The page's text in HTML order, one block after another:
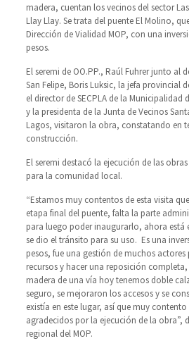
madera, cuentan los vecinos del sector
Llay Llay. Se trata del puente El Molino,
Dirección de Vialidad MOP, con una
pesos.
El seremi de OO.PP., Raúl Fuhrer junto al
San Felipe, Boris Luksic, la jefa provincial
el director de SECPLA de la Municipalidad
y la presidenta de la Junta de Vecinos
Lagos, visitaron la obra, constatando en
construcción.
El seremi destacó la ejecución de las
para la comunidad local.
“Estamos muy contentos de esta visita
etapa final del puente, falta la parte
para luego poder inaugurarlo, ahora está
se dio el tránsito para su uso. Es una
pesos, fue una gestión de muchos
recursos y hacer una reposición
madera de una vía hoy tenemos doble
seguro, se mejoraron los accesos y se
existía en este lugar, así que muy
agradecidos por la ejecución de la obra”,
regional del MOP.